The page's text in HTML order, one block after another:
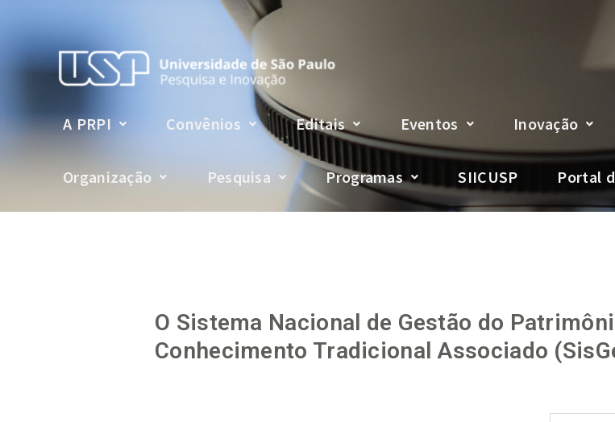
A PRPI Convênios Editais Eventos Inovação
Organização Pesquisa Programas SIICUSP Portal
O Sistema Nacional de Gestão do
Conhecimento Tradicional Associado